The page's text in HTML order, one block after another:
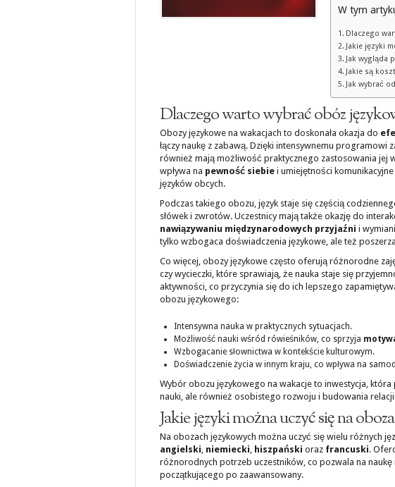
W tym
Dlaczego
Jakie języki
Jak wygląda
Jakie są
Jak wybrać
Dlaczego warto wybrać obóz
Obozy językowe na wakacjach to doskonała okazja do
łączy naukę z zabawą. Dzięki intensywnemu
również mają możliwość praktycznego zastosowania jej
wpływa na pewność siebie i umiejętności
języków obcych.
Podczas takiego obozu, język staje się częścią
słówek i zwrotów. Uczestnicy mają także okazję do
nawiązywaniu międzynarodowych przyjaźni i
tylko wzbogaca doświadczenia językowe, ale też
Co więcej, obozy językowe często oferują różnorodne
czy wycieczki, które sprawiają, że nauka staje się
aktywności, co przyczynia się do ich lepszego
obozu językowego:
Intensywna nauka w praktycznych sytuacjach.
Możliwość nauki wśród rówieśników, co sprzyja
Wzbogacanie słownictwa w kontekście kulturowym.
Doświadczenie życia w innym kraju, co wpływa na
Wybór obozu językowego na wakacje to inwestycja, która
nauki, ale również osobistego rozwoju i budowania
Jakie języki można uczyć się na
Na obozach językowych można uczyć się wielu różnych
angielski, niemiecki, hiszpański oraz francuski.
różnorodnych potrzeb uczestników, co pozwala na
początkującego po zaawansowany.